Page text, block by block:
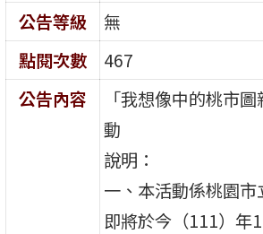
公告等級
無
點閱次數
467
公告內容
「我想像中的桃市
動
說明：
一、本活動係桃園
即將於今（111）年